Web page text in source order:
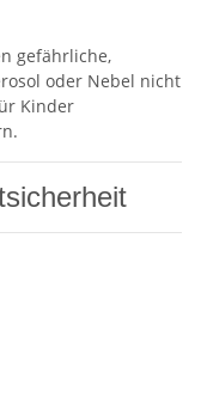
gefährliche,
oder Nebel nicht
Kinder